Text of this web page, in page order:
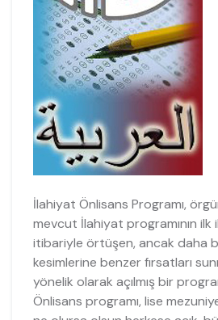
İlahiyat Önlisans Programı,
mevcut İlahiyat programının ilk
itibariyle örtüşen, ancak daha
kesimlerine benzer fırsatları
yönelik olarak açılmış bir
Önlisans programı, lise